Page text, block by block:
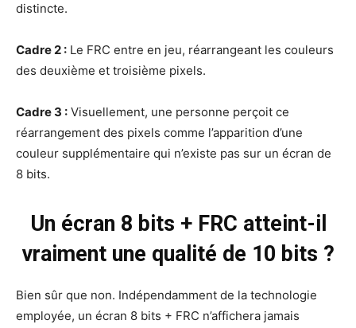
distincte.
Cadre 2 : Le FRC entre en jeu, réarrangeant les couleurs
des deuxième et troisième pixels.
Cadre 3 : Visuellement, une personne perçoit ce
réarrangement des pixels comme l’apparition d’une
couleur supplémentaire qui n’existe pas sur un écran de
8 bits.
Un écran 8 bits + FRC atteint-il
vraiment une qualité de 10 bits ?
Bien sûr que non. Indépendamment de la technologie
employée, un écran 8 bits + FRC n’affichera jamais